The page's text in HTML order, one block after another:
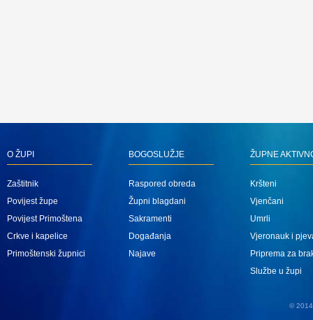
O ŽUPI
Zaštitnik
Povijest župe
Povijest Primoštena
Crkve i kapelice
Primoštenski župnici
BOGOSLUŽJE
Raspored obreda
Župni blagdani
Sakramenti
Događanja
Najave
ŽUPNE
Kršteni
Vjenčani
Umrli
Vjeronauk i
Priprema za
Službe u župi
© 2014